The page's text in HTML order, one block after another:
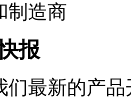
制造商
报
们最新的产